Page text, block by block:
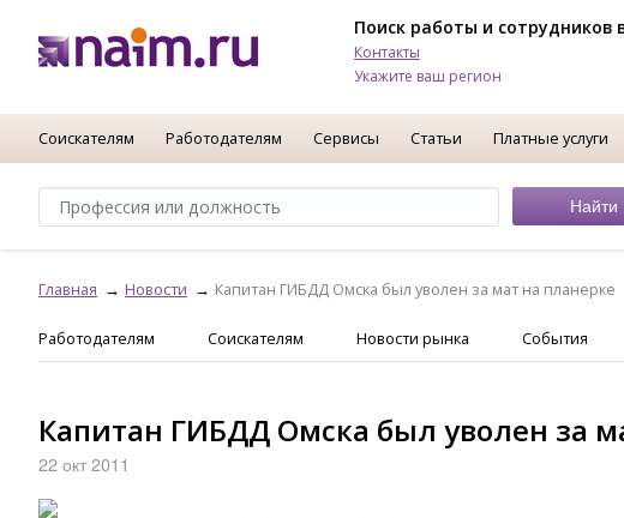
Поиск работы и сотрудников
Контакты
Укажите ваш регион
Соискателям Работодателям Сервисы Статьи Платные услуги
Главная Новости Капитан ГИБДД Омска был уволен за мат на планерке
Работодателям Соискателям Новости рынка События
Капитан ГИБДД Омска был уволен за
22 окт 2011